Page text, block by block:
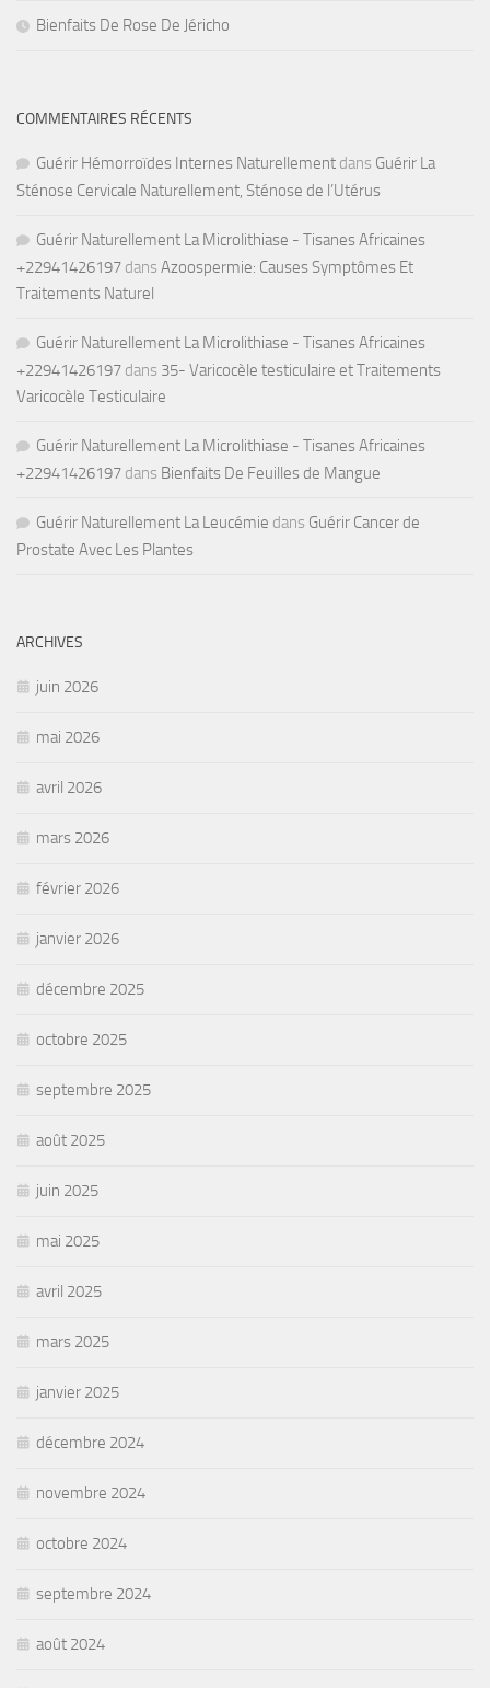
Bienfaits De Rose De Jéricho
COMMENTAIRES RÉCENTS
Guérir Hémorroïdes Internes Naturellement dans Guérir La
Sténose Cervicale Naturellement, Sténose de l’Utérus
Guérir Naturellement La Microlithiase - Tisanes Africaines
+22941426197 dans Azoospermie: Causes Symptômes Et
Traitements Naturel
Guérir Naturellement La Microlithiase - Tisanes Africaines
+22941426197 dans 35- Varicocèle testiculaire et Traitements
Varicocèle Testiculaire
Guérir Naturellement La Microlithiase - Tisanes Africaines
+22941426197 dans Bienfaits De Feuilles de Mangue
Guérir Naturellement La Leucémie dans Guérir Cancer de
Prostate Avec Les Plantes
ARCHIVES
juin 2026
mai 2026
avril 2026
mars 2026
février 2026
janvier 2026
décembre 2025
octobre 2025
septembre 2025
août 2025
juin 2025
mai 2025
avril 2025
mars 2025
janvier 2025
décembre 2024
novembre 2024
octobre 2024
septembre 2024
août 2024